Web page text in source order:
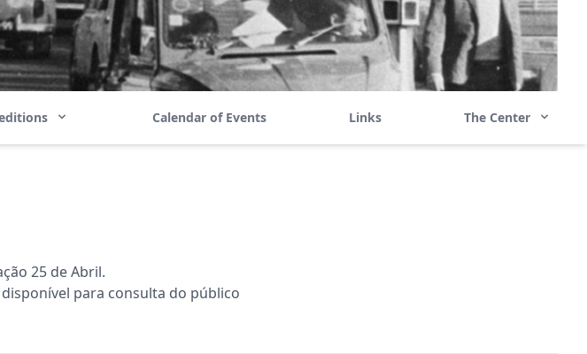
Calendar of Events Links The Center
25 de Abril.
para consulta do público